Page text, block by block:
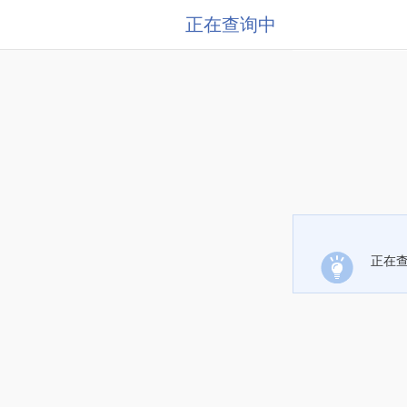
正在查询中
正在